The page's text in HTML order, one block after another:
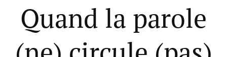
Quand la parole